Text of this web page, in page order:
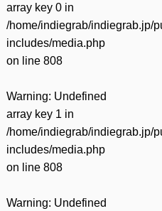
array key 0 in
/home/indiegrab/indiegrab.jp/
includes/media.php
on line 808
Warning: Undefined
array key 1 in
/home/indiegrab/indiegrab.jp/
includes/media.php
on line 808
Warning: Undefined